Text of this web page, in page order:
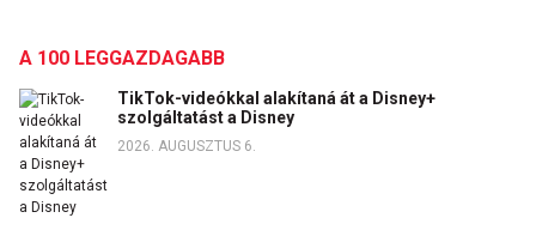
A 100 LEGGAZDAGABB
TikTok-videókkal alakítaná át a Disney+
szolgáltatást a Disney
2026. AUGUSZTUS 6.